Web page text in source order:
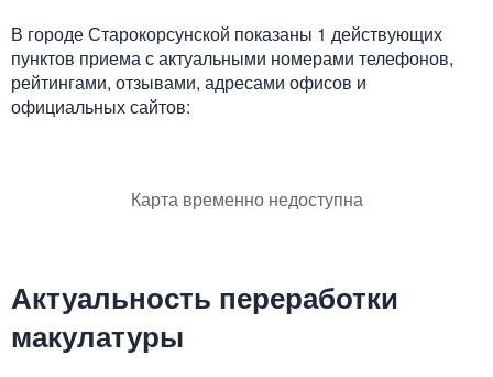
В городе Старокорсунской показаны 1 действующих
пунктов приема с актуальными номерами телефонов,
рейтингами, отзывами, адресами офисов и
официальных сайтов:
Карта временно недоступна
Актуальность переработки
макулатуры